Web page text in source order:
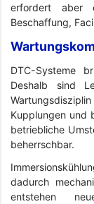
erfordert aber
Beschaffung,
DTC-Systeme
Deshalb sind
Kupplungen und
betriebliche
beherrschbar.
dadurch
entstehen